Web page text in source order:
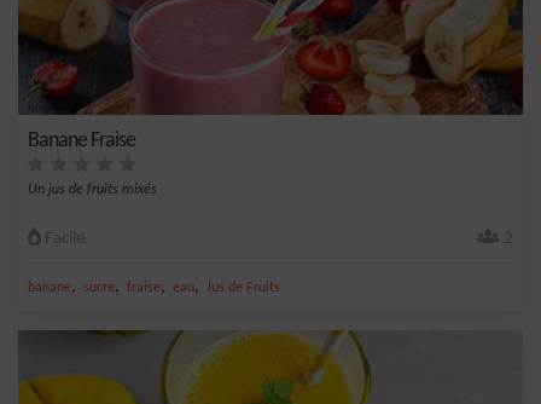
Banane Fraise
Un jus de fruits mixés
Facile 2
banane, sucre, fraise, eau, Jus de Fruits